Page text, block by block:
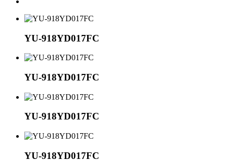
YU-918YD017FC
YU-918YD017FC
YU-918YD017FC
YU-918YD017FC